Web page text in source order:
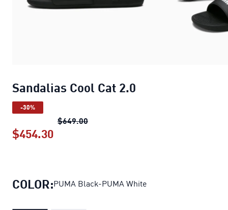
Sandalias Cool Cat 2.0
-30%
$649.00Sandalias Cool Cat 2.0
$454.30
COLOR:PUMA Black-PUMA White